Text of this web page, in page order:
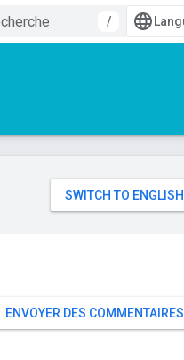
/
ENVOYER DES COMMENTAIRES